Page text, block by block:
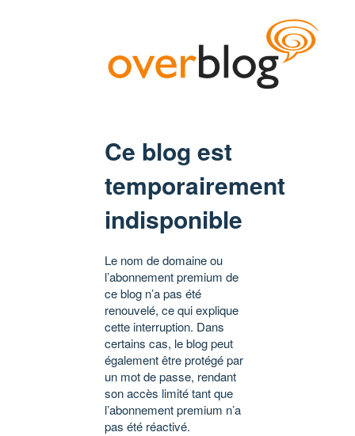
Ce blog est
temporairement
indisponible
Le nom de domaine ou
l’abonnement premium de
ce blog n’a pas été
renouvelé, ce qui explique
cette interruption. Dans
certains cas, le blog peut
également être protégé par
un mot de passe, rendant
son accès limité tant que
l’abonnement premium n’a
pas été réactivé.